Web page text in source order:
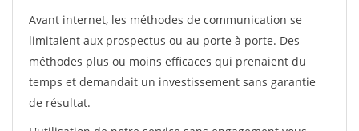
Avant internet, les méthodes de communication se
limitaient aux prospectus ou au porte à porte. Des
méthodes plus ou moins efficaces qui prenaient du
temps et demandait un investissement sans garantie
de résultat.